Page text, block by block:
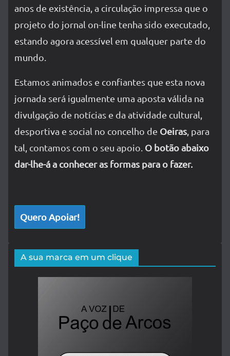
anos de existência, a circulação impressa que o
projeto do jornal on-line tenha sido executado,
estando agora acessível em qualquer parte do
mundo.
Estamos animados e confiantes que esta nova
jornada será igualmente uma aposta válida na
divulgação de notícias e da atividade cultural,
desportiva e social no concelho de Oeiras , para
tal, contamos com o seu apoio. O botão abaixo
dar-lhe-á a conhecer as formas para o fazer.
Quero Apoiar!
A sua marca em um clique